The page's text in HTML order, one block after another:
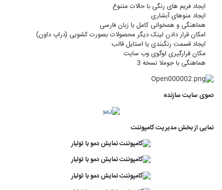
ایجاد فریم های رنگی با حالات متنوع
ایجاد منوهای آبشاری
هماهنگی و همخوانی کامل با زبان فارسی
امکان قرار دادن لینک دیگر محصولات بصورت کشویی (دراپ داون)
ایجاد قسمت رنگبندی یا استایل قالب
مکان قرارگیری لوگوی وب سایت
هماهنگی با جوملا نسخه 3
دموی سایت سازنده
نمایی از بخش مدیریت کامپوننت